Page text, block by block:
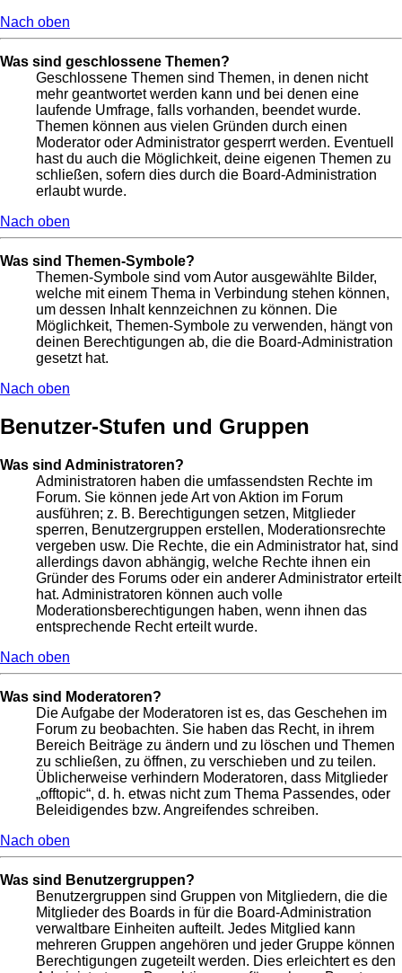
Nach oben
Was sind geschlossene Themen?
Geschlossene Themen sind Themen, in denen nicht
mehr geantwortet werden kann und bei denen eine
laufende Umfrage, falls vorhanden, beendet wurde.
Themen können aus vielen Gründen durch einen
Moderator oder Administrator gesperrt werden. Eventuell
hast du auch die Möglichkeit, deine eigenen Themen zu
schließen, sofern dies durch die Board-Administration
erlaubt wurde.
Nach oben
Was sind Themen-Symbole?
Themen-Symbole sind vom Autor ausgewählte Bilder,
welche mit einem Thema in Verbindung stehen können,
um dessen Inhalt kennzeichnen zu können. Die
Möglichkeit, Themen-Symbole zu verwenden, hängt von
deinen Berechtigungen ab, die die Board-Administration
gesetzt hat.
Nach oben
Benutzer-Stufen und Gruppen
Was sind Administratoren?
Administratoren haben die umfassendsten Rechte im
Forum. Sie können jede Art von Aktion im Forum
ausführen; z. B. Berechtigungen setzen, Mitglieder
sperren, Benutzergruppen erstellen, Moderationsrechte
vergeben usw. Die Rechte, die ein Administrator hat, sind
allerdings davon abhängig, welche Rechte ihnen ein
Gründer des Forums oder ein anderer Administrator erteilt
hat. Administratoren können auch volle
Moderationsberechtigungen haben, wenn ihnen das
entsprechende Recht erteilt wurde.
Nach oben
Was sind Moderatoren?
Die Aufgabe der Moderatoren ist es, das Geschehen im
Forum zu beobachten. Sie haben das Recht, in ihrem
Bereich Beiträge zu ändern und zu löschen und Themen
zu schließen, zu öffnen, zu verschieben und zu teilen.
Üblicherweise verhindern Moderatoren, dass Mitglieder
„offtopic“, d. h. etwas nicht zum Thema Passendes, oder
Beleidigendes bzw. Angreifendes schreiben.
Nach oben
Was sind Benutzergruppen?
Benutzergruppen sind Gruppen von Mitgliedern, die die
Mitglieder des Boards in für die Board-Administration
verwaltbare Einheiten aufteilt. Jedes Mitglied kann
mehreren Gruppen angehören und jeder Gruppe können
Berechtigungen zugeteilt werden. Dies erleichtert es den